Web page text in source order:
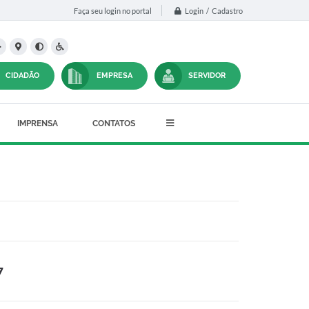
Faça seu login no portal Login / Cadastro
CIDADÃO EMPRESA SERVIDOR
IMPRENSA CONTATOS